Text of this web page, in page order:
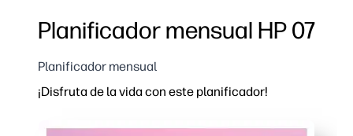
Planificador mensual HP 07
Planificador mensual
¡Disfruta de la vida con este planificador!